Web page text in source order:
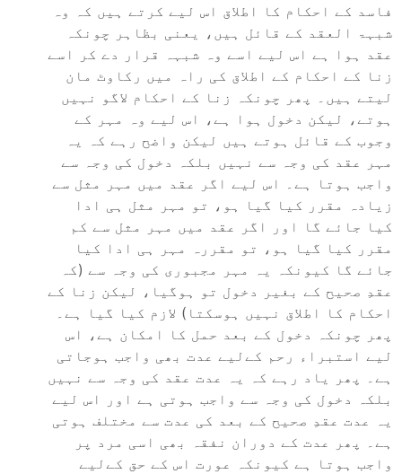
فاسد کے احکام کا اطلاق اس لیے کرتے ہیں کہ وہ
شبہۃ العقد کے قائل ہیں، یعنی بظاہر چونکہ
عقد ہوا ہے اس لیے اسے وہ شبہہ قرار دے کر اسے
زنا کے احکام کے اطلاق کی راہ میں رکاوٹ مان
لیتے ہیں۔ پھر چونکہ زنا کے احکام لاگو نہیں
ہوتے، لیکن دخول ہوا ہے، اس لیے وہ مہر کے
وجوب کے قائل ہوتے ہیں لیکن واضح رہے کہ یہ
مہر عقد کی وجہ سے نہیں بلکہ دخول کی وجہ سے
واجب ہوتا ہے۔ اس لیے اگر عقد میں مہر مثل سے
زیادہ مقرر کیا گیا ہو، تو مہر مثل ہی ادا
کیا جائے گا اور اگر عقد میں مہر مثل سے کم
مقرر کیا گیا ہو، تو مقررہ مہر ہی ادا کیا
جائے گا کیونکہ یہ مہر مجبوری کی وجہ سے (کہ
عقدِ صحیح کے بغیر دخول تو ہوگیا، لیکن زنا کے
احکام کا اطلاق نہیں ہوسکتا) لازم کیا گیا ہے۔
پھر چونکہ دخول کے بعد حمل کا امکان ہے، اس
لیے استبراء رحم کےلیے عدت بھی واجب ہوجاتی
ہے۔ پھر یاد رہے کہ یہ عدت عقد کی وجہ سے نہیں
بلکہ دخول کی وجہ سے واجب ہوتی ہے اور اس لیے
یہ عدت عقدِ صحیح کے بعد کی عدت سے مختلف ہوتی
ہے۔ پھر عدت کے دوران نفقہ بھی اسی مرد پر
واجب ہوتا ہے کیونکہ عورت اس کے حق کےلیے